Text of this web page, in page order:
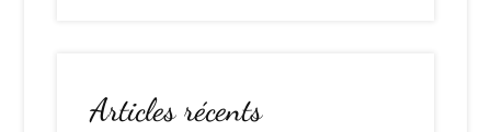
Articles récents